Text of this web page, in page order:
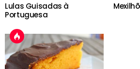
Lulas Guisadas à
Portuguesa